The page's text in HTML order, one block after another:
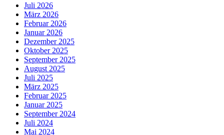
Juli 2026
März 2026
Februar 2026
Januar 2026
Dezember 2025
Oktober 2025
September 2025
August 2025
Juli 2025
März 2025
Februar 2025
Januar 2025
September 2024
Juli 2024
Mai 2024